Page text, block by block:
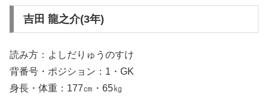
吉田 龍之介(3年)
読み方：よしだりゅうのすけ
背番号・ポジション：1・GK
身長・体重：177㎝・65㎏